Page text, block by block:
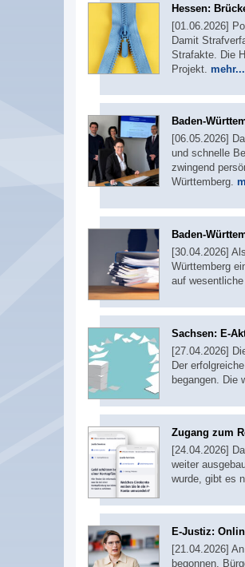
Hessen:
[01.06.2026]
Damit
Strafakte. Die
Projekt. mehr...
Baden-
[06.05.2026]
und schnelle
zwingend
Württemberg.
Baden-
[30.04.2026]
Württemberg
auf
Sachsen: E-
[27.04.2026]
Der
begangen. Die
Zugang zum
[24.04.2026]
weiter
wurde, gibt es
E-Justiz:
[21.04.2026]
begonnen.